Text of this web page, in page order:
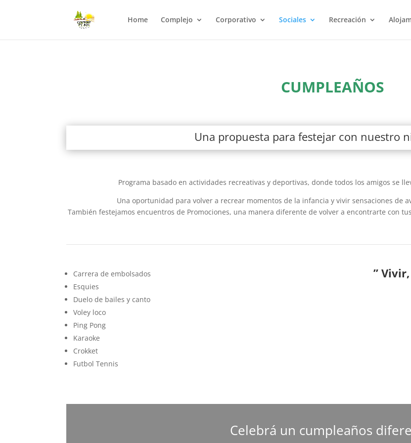
Home Complejo Corporativo Sociales Recreación
CUMPLEAÑOS
Una propuesta para festejar con nuestro
Programa basado en actividades recreativas y deportivas, donde todos los amigos se
Una oportunidad para volver a recrear momentos de la infancia y vivir sensaciones de
También festejamos encuentros de Promociones, una manera diferente de volver a encontrarte con
Carrera de embolsados
Esquies
Duelo de bailes y canto
Voley loco
Ping Pong
Karaoke
Crokket
Futbol Tennis
”
Celebrá un cumpleaños